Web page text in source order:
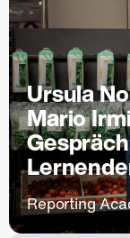
Ursula
Mario
Reporting